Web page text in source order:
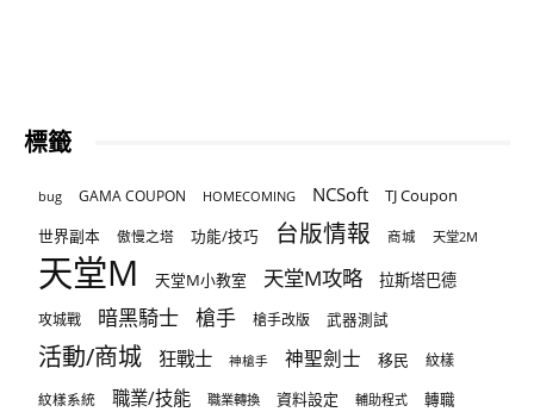
標籤
bug GAMA COUPON HOMECOMING NCSoft
TJ Coupon
世界副本
傲慢之塔 功能/技巧 台版情報 商城 天堂2M
天堂M 天堂M小教室 天堂M攻略 拉斯塔巴德
攻城戰 暗黑騎士 槍手 槍手改版 武器測試
活動/商城 狂戰士 神槍手 神聖劍士 移民 紋樣
紋樣系統 職業/技能 職業轉換 資料設定 輔助程式 轉職